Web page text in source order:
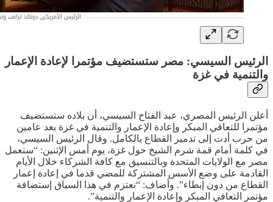
الرئيس السيسي: مصر ستستضيف مؤتمرا لإعادة الإعمار
والتنمية في غزة
أعلن الرئيس المصري، عبد الفتاح السيسي، أن بلاده ستستضيف
مؤتمرا للتعافي المبكر وإعادة الإعمار والتنمية في غزة بعد عامين
من حرب أدت إلى تدمير القطاع بالكامل. وقال الرئيس السيسي،
في كلمة أمام قمة شرم الشيخ حول غزة، يوم أمس الإثنين: “ستعمل
مصر مع الولايات المتحدة وبالتنسيق مع كافة الشركاء خلال الأيام
القادمة على وضع الأسس المشتركة للمضي قدما في إعادة إعمار
القطاع من دون إبطاء”. وأضاف: “نعتزم في هذا السياق إستضافة
مؤتمر التعافي المبكر وإعادة الإعمار والتنمية”.